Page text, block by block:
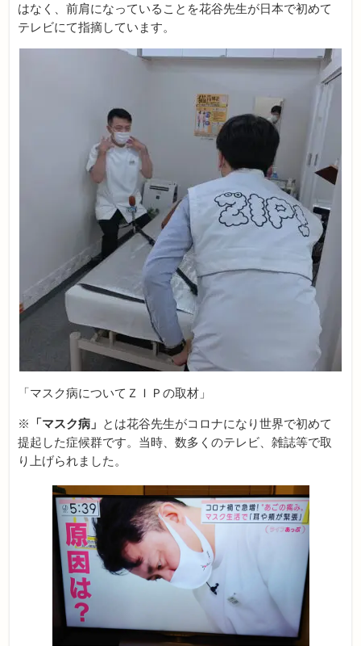
はなく、前肩になっていることを花谷先生が日本で初めて
テレビにて指摘しています。
「マスク病についてＺＩＰの取材」
※ 「マスク病」 とは花谷先生がコロナになり世界で初めて
提起した症候群です。当時、数多くのテレビ、雑誌等で取
り上げられました。